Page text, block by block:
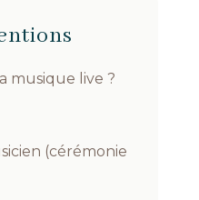
musique live ?
(cérémonie